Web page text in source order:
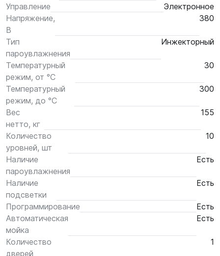
Управление
Электронное
Напряжение,
В
380
Тип
пароувлажнения
Инжекторный
Температурный
режим, от °С
30
Температурный
режим, до °С
300
Вес
нетто, кг
155
Количество
уровней, шт
10
Наличие
пароувлажнения
Есть
Наличие
подсветки
Есть
Программирование
Есть
Автоматическая
мойка
Есть
Количество
дверей
1